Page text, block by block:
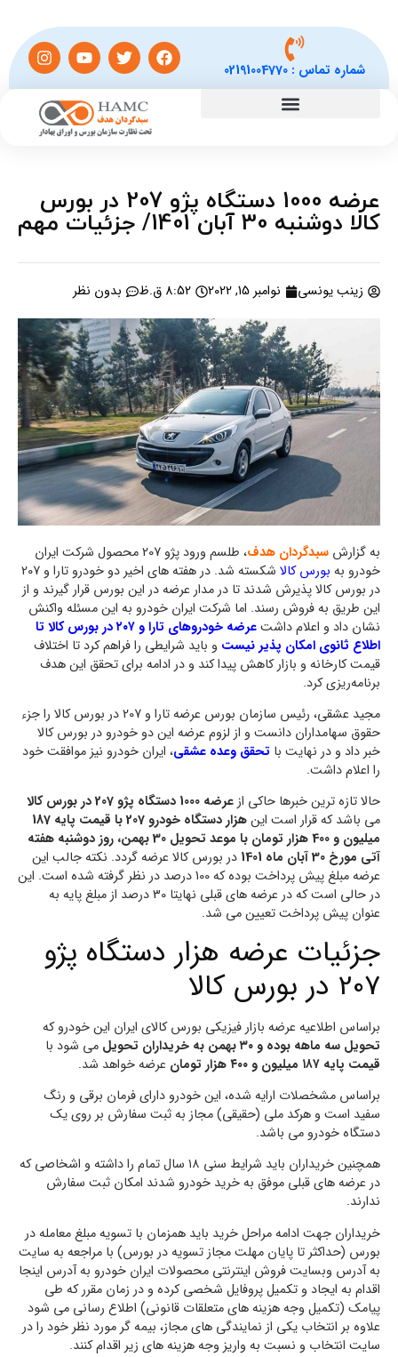
شماره تماس :02191004770
عرضه 1000 دستگاه پژو 207 در بورس
کالا دوشنبه 30 آبان 1401/ جزئیات مهم
زینب یونسی نوامبر 15, 2022 8:52 ق.ظ بدون نظر
به گزارش سبدگردان هدف
، طلسم ورود پژو 207 محصول شرکت ایران
خودرو به بورس کالا
شکسته شد. در هفته های اخیر دو خودرو تارا و 207
در بورس کالا پذیرش شدند تا در مدار عرضه در این بورس قرار گیرند و از
این طریق به فروش رسند. اما شرکت ایران خودرو به این مسئله واکنش
نشان داد و اعلام داشت
عرضه خودروهای تارا و ۲۰۷ در بورس کالا تا
اطلاع ثانوی امکان پذیر نیست و باید شرایطی را فراهم کرد تا اختلاف
قیمت کارخانه و بازار کاهش پیدا کند و در ادامه برای تحقق این هدف
برنامه‌ریزی کرد.
مجید عشقی، رئیس سازمان بورس عرضه تارا و 207 در بورس کالا را جزء
حقوق سهامداران دانست و از لزوم عرضه این دو خودرو در بورس کالا
خبر داد و در نهایت با تحقق وعده عشقی، ایران خودرو نیز موافقت خود
را اعلام داشت.
حالا تازه ترین خبرها حاکی ازعرضه 1000 دستگاه پژو 207 در بورس کالا
می باشد که قرار است این
هزار دستگاه خودرو 207 با قیمت پایه 187
میلیون و 400 هزار تومان با موعد تحویل 30 بهمن، روز دوشنبه هفته
آتی مورخ 30 آبان ماه 1401
در بورس کالا عرضه گردد. نکته جالب این
عرضه مبلغ پیش پرداخت بوده که 100 درصد در نظر گرفته شده است. این
در حالی است که در عرضه های قبلی نهایتا 30 درصد از مبلغ پایه به
عنوان پیش پرداخت تعیین می شد.
جزئیات عرضه هزار دستگاه پژو
207 در بورس کالا
براساس اطلاعیه عرضه بازار فیزیکی بورس کالای ایران این خودرو که
تحویل سه ماهه بوده و ۳۰ بهمن به خریداران تحویل
می شود با
قیمت پایه ۱۸۷ میلیون و ۴۰۰ هزار تومان
عرضه خواهد شد.
براساس مشخصلات ارایه شده، این خودرو دارای فرمان برقی و رنگ
سفید است و هرکد ملی (حقیقی) مجاز به ثبت سفارش بر روی یک
دستگاه خودرو می باشد.
همچنین خریداران باید شرایط سنی ۱۸ سال تمام را داشته و اشخاصی که
در عرضه های قبلی موفق به خرید خودرو شدند امکان ثبت سفارش
ندارند.
خریداران جهت ادامه مراحل خرید باید همزمان با تسویه مبلغ معامله در
بورس (حداکثر تا پایان مهلت مجاز تسویه در بورس) با مراجعه به سایت
به آدرس وبسایت فروش اینترنتی محصولات ایران خودرو به آدرس اینجا
اقدام به ایجاد و تکمیل پروفایل شخصی کرده و در زمان مقرر که طی
پیامک (تکمیل وجه هزینه های متعلقات قانونی) اطلاع رسانی می شود
علاوه بر انتخاب یکی از نمایندگی های مجاز، بیمه گر مورد نظر خود را در
سایت انتخاب و نسبت به واریز وجه هزینه های زیر اقدام کنند.